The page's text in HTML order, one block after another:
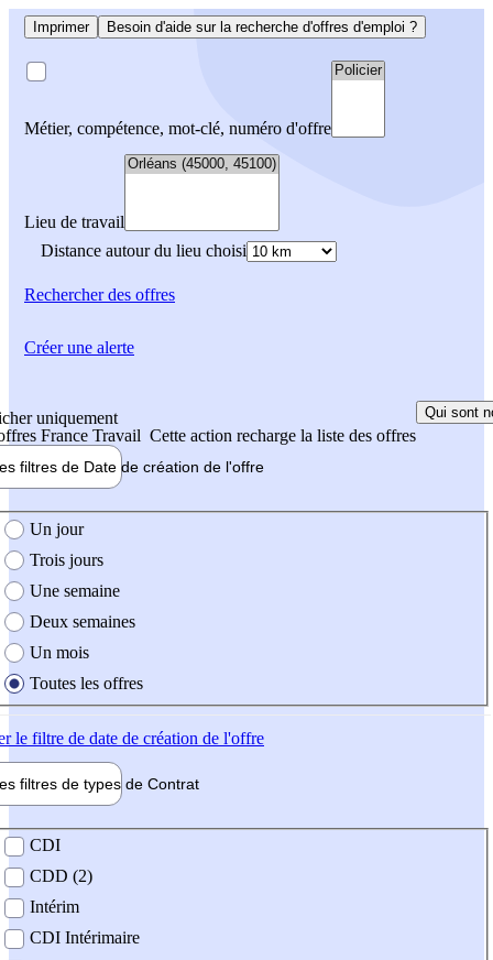
Imprimer Besoin d'aide sur la recherche d'offres d'emploi ?
Métier, compétence, mot-clé, numéro d'offre
Lieu de travail
Distance autour du lieu choisi
Rechercherdes offres
uniquement
France Travail Cette action recharge la liste des offres
Qui sont
filtres de Date de création de l'offre
création de l'offre
Un jour
Trois jours
Une semaine
Deux semaines
Un mois
Toutes les offres
le filtre de date de création de l'offre
filtres de types de Contrat
contrat
CDI
CDD (2)
Intérim
CDI Intérimaire
Créer une alerte